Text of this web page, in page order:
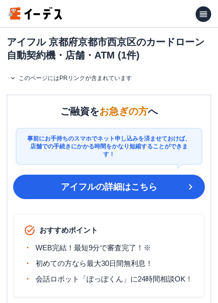
アイフル 京都府京都市西京区のカードローン
自動契約機・店舗・ATM (1件)
このページにはPRリンクが含まれています
ご融資をお急ぎの方へ
事前にお手持ちのスマホでネット申し込みを済ませておけば、
店舗での手続きにかかる時間をかなり短縮することができま
す！
アイフルの詳細はこちら
おすすめポイント
WEB完結！最短9分で審査完了！※
初めての方なら最大30日間無利息！
会話ロボット「ぽっぽくん」に24時間相談OK！